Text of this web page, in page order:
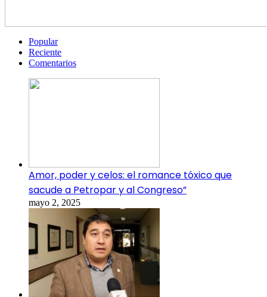
Popular
Reciente
Comentarios
Amor, poder y celos: el romance tóxico que
sacude a Petropar y al Congreso”
mayo 2, 2025